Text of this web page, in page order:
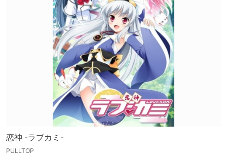
恋神 -ラブカミ-
PULLTOP